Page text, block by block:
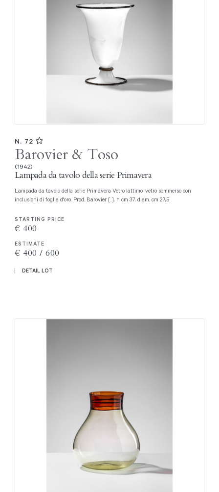
N. 72
Barovier & Toso
(1942)
Lampada da tavolo della serie Primavera
Lampada da tavolo della serie Primavera Vetro lattimo, vetro sommerso con
inclusioni di foglia d'oro. Prod. Barovier [..], h cm 37, diam. cm 27,5
STARTING PRICE
€ 400
ESTIMATE
€ 400 / 600
DETAIL LOT